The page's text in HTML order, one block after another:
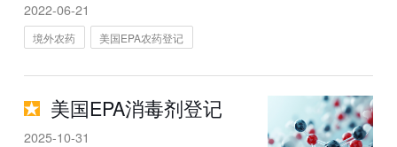
2022-06-21
境外农药 美国EPA农药登记
美国EPA消毒剂登记
2025-10-31